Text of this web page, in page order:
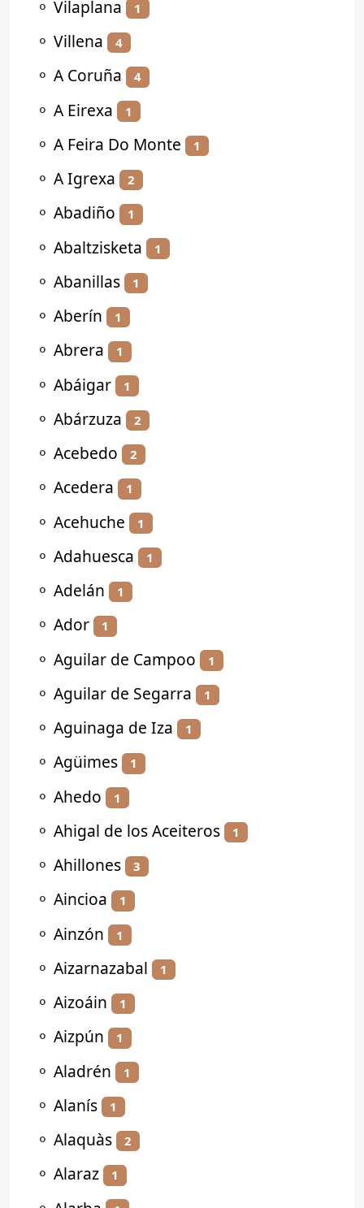
⚬ Vilaplana 1
⚬ Villena 4
⚬ A Coruña 4
⚬ A Eirexa 1
⚬ A Feira Do Monte 1
⚬ A Igrexa 2
⚬ Abadiño 1
⚬ Abaltzisketa 1
⚬ Abanillas 1
⚬ Aberín 1
⚬ Abrera 1
⚬ Abáigar 1
⚬ Abárzuza 2
⚬ Acebedo 2
⚬ Acedera 1
⚬ Acehuche 1
⚬ Adahuesca 1
⚬ Adelán 1
⚬ Ador 1
⚬ Aguilar de Campoo 1
⚬ Aguilar de Segarra 1
⚬ Aguinaga de Iza 1
⚬ Agüimes 1
⚬ Ahedo 1
⚬ Ahigal de los Aceiteros 1
⚬ Ahillones 3
⚬ Aincioa 1
⚬ Ainzón 1
⚬ Aizarnazabal 1
⚬ Aizoáin 1
⚬ Aizpún 1
⚬ Aladrén 1
⚬ Alanís 1
⚬ Alaquàs 2
⚬ Alaraz 1